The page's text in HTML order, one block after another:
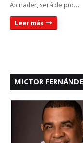
Abinader, será de pro…
Leer más
MICTOR